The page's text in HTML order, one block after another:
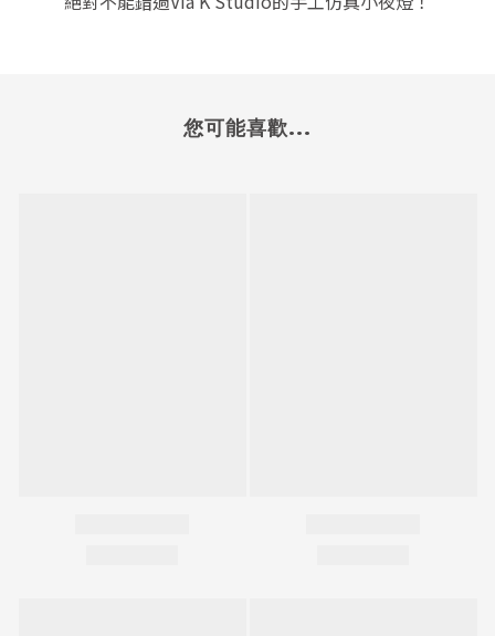
您可能喜歡...